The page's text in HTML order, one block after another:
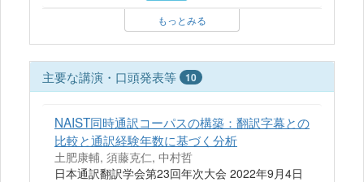
もっとみる
主要な講演・口頭発表等 10
NAIST同時通訳コーパスの構築：翻訳字幕との
比較と通訳経験年数に基づく分析
土肥康輔, 須藤克仁, 中村哲
日本通訳翻訳学会第23回年次大会 2022年9月4日